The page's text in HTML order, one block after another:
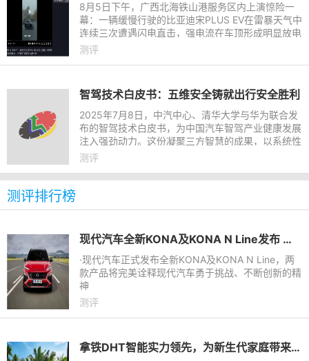
8月5日下午，广西北海铁山港服务区内上演惊险一
幕：一辆缓慢行驶的比亚迪宋PLUS EV在雷暴天气中
连续三次遭遇闪电直击，强电流在车顶形成明显放电
现象，据了解车内女性驾驶员全程未受伤害，并已按
测评
智驾技术白皮书：五维安全铸就出行安全胜利
2025年7月8日，中汽中心、清华大学与华为联合发
布的智驾技术白皮书，为中国汽车智驾产业健康发展
注入强劲动力。这份凝聚三方智慧的成果，以系统性
的“五维安全”理念，为中国智能驾驶产业构筑起一张
测评
测评排行榜
现代汽车全新KONA及KONA N Line发布 北京现代以技术驱动发展
·现代汽车正式发布全新KONA及KONA N Line，两
款产品将完美诠释现代汽车勇于挑战、不断创新的精
神
测评
拿铁DHT智能实力领先，为新生代家庭带来更科技、便捷出行体验